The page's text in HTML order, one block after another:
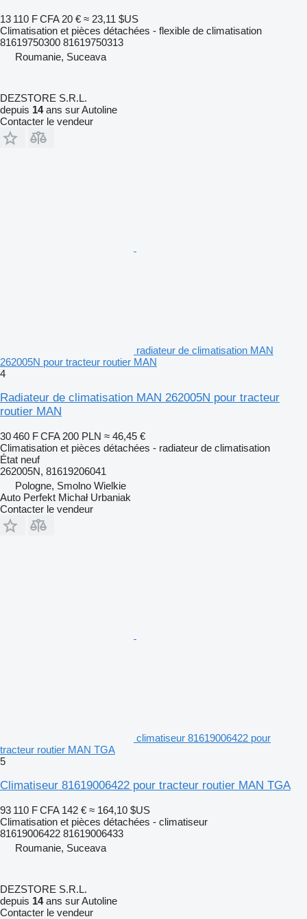
13 110 F CFA 20 € ≈ 23,11 $US
Climatisation et pièces détachées - flexible de climatisation
81619750300 81619750313
Roumanie, Suceava
DEZSTORE S.R.L.
depuis 14ans sur Autoline
Contacter le vendeur
radiateur de climatisation MAN
262005N pour tracteur routier MAN
4
Radiateur de climatisation MAN 262005N pour tracteur
routier MAN
30 460 F CFA 200 PLN ≈ 46,45 €
Climatisation et pièces détachées - radiateur de climatisation
État neuf
262005N, 81619206041
Pologne, Smolno Wielkie
Auto Perfekt Michał Urbaniak
Contacter le vendeur
climatiseur 81619006422 pour
tracteur routier MAN TGA
5
Climatiseur 81619006422 pour tracteur routier MAN TGA
93 110 F CFA 142 € ≈ 164,10 $US
Climatisation et pièces détachées - climatiseur
81619006422 81619006433
Roumanie, Suceava
DEZSTORE S.R.L.
depuis 14ans sur Autoline
Contacter le vendeur